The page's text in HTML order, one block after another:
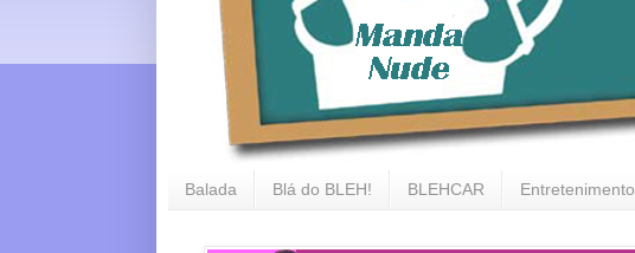
Balada Blá do BLEH! BLEHCAR Entretenimento